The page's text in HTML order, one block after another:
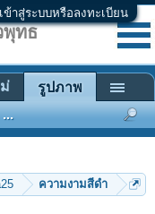
เข้าสู่ระบบหรือลงทะเบียน
ความงามสีดำ
ทธ
รูปภาพ
...